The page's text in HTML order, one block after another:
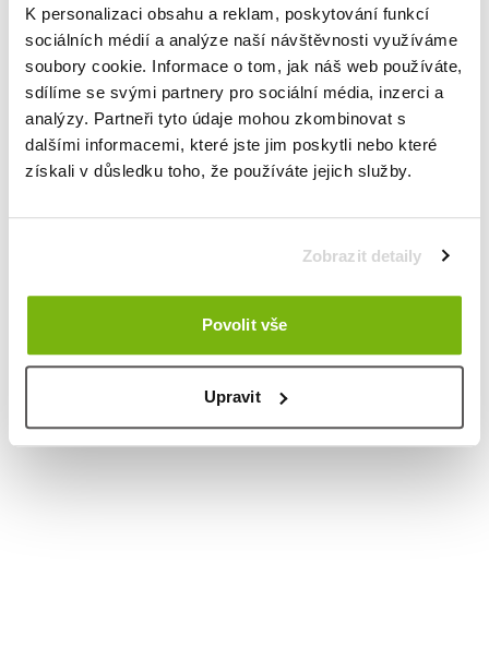
K personalizaci obsahu a reklam, poskytování funkcí
sociálních médií a analýze naší návštěvnosti využíváme
soubory cookie. Informace o tom, jak náš web používáte,
sdílíme se svými partnery pro sociální média, inzerci a
analýzy. Partneři tyto údaje mohou zkombinovat s
dalšími informacemi, které jste jim poskytli nebo které
získali v důsledku toho, že používáte jejich služby.
Zobrazit detaily
Povolit vše
Upravit